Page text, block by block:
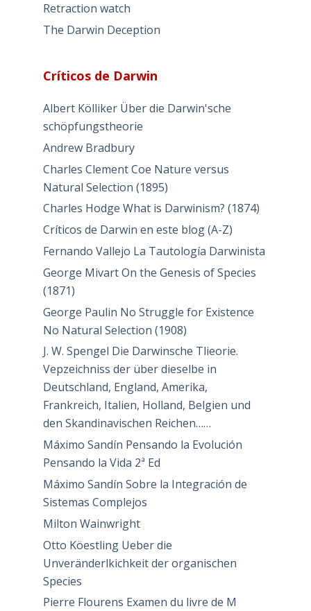
Retraction watch
The Darwin Deception
Críticos de Darwin
Albert Kölliker Über die Darwin'sche
schöpfungstheorie
Andrew Bradbury
Charles Clement Coe Nature versus
Natural Selection (1895)
Charles Hodge What is Darwinism? (1874)
Críticos de Darwin en este blog (A-Z)
Fernando Vallejo La Tautología Darwinista
George Mivart On the Genesis of Species
(1871)
George Paulin No Struggle for Existence
No Natural Selection (1908)
J. W. Spengel Die Darwinsche Tlieorie.
Vepzeichniss der über dieselbe in
Deutschland, England, Amerika,
Frankreich, Italien, Holland, Belgien und
den Skandinavischen Reichen……
Máximo Sandín Pensando la Evolución
Pensando la Vida 2ª Ed
Máximo Sandín Sobre la Integración de
Sistemas Complejos
Milton Wainwright
Otto Köestling Ueber die
Unveränderlkichkeit der organischen
Species
Pierre Flourens Examen du livre de M